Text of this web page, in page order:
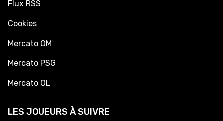
Flux RSS
Cookies
Mercato OM
Mercato PSG
Mercato OL
LES JOUEURS À SUIVRE